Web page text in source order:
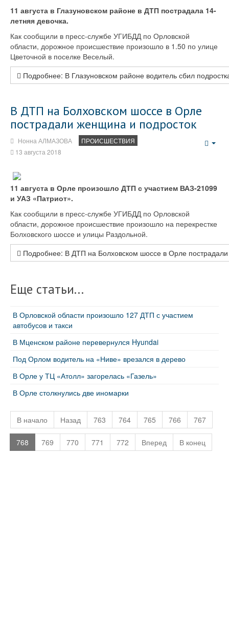
11 августа в Глазуновском районе в ДТП пострадала 14-
летняя девочка.
Как сообщили в пресс-службе УГИБДД по Орловской
области, дорожное происшествие произошло в 1.50 по улице
Цветочной в поселке Веселый.
Подробнее: В Глазуновском районе водитель сбил
В ДТП на Болховском шоссе в Орле
пострадали женщина и подросток
Нонна АЛМАЗОВА
ПРОИСШЕСТВИЯ
13 августа 2018
11 августа в Орле произошло ДТП с участием ВАЗ-21099
и УАЗ «Патриот».
Как сообщили в пресс-службе УГИБДД по Орловской
области, дорожное происшествие произошло на перекрестке
Болховского шоссе и улицы Раздольной.
Подробнее: В ДТП на Болховском шоссе в Орле
Еще статьи...
В Орловской области произошло 127 ДТП с участием
автобусов и такси
В Мценском районе перевернулся Hyundai
Под Орлом водитель на «Ниве» врезался в дерево
В Орле у ТЦ «Атолл» загорелась «Газель»
В Орле столкнулись две иномарки
В начало Назад 763 764 765 766 767
768 769 770 771 772 Вперед В конец